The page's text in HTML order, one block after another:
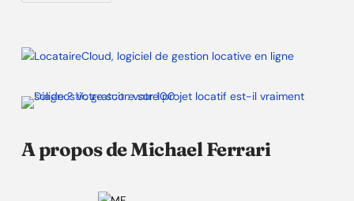
A propos de Michael Ferrari